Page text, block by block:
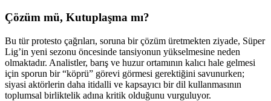
Çözüm mü, Kutuplaşma mı?
Bu tür protesto çağrıları, soruna bir çözüm üretmekten ziyade, Süper
Lig’in yeni sezonu öncesinde tansiyonun yükselmesine neden
olmaktadır. Analistler, barış ve huzur ortamının kalıcı hale gelmesi
için sporun bir “köprü” görevi görmesi gerektiğini savunurken;
siyasi aktörlerin daha itidalli ve kapsayıcı bir dil kullanmasının
toplumsal birliktelik adına kritik olduğunu vurguluyor.